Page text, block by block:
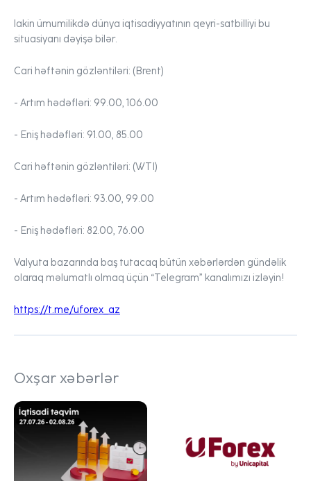
lakin ümumilikdə dünya iqtisadiyyatının qeyri-satbilliyi bu
situasiyanı dəyişə bilər.
Cari həftənin gözləntiləri: (Brent)
- Artım hədəfləri: 99.00, 106.00
- Eniş hədəfləri: 91.00, 85.00
Cari həftənin gözləntiləri: (WTI)
- Artım hədəfləri: 93.00, 99.00
- Eniş hədəfləri: 82.00, 76.00
Valyuta bazarında baş tutacaq bütün xəbərlərdən gündəlik
olaraq məlumatlı olmaq üçün “Telegram” kanalımızı izləyin!
https://t.me/uforex_az
Oxşar xəbərlər